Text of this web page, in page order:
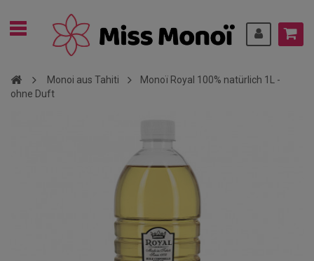
Monoi aus Tahiti
Monoï Royal 100% natürlich 1L -
ohne Duft